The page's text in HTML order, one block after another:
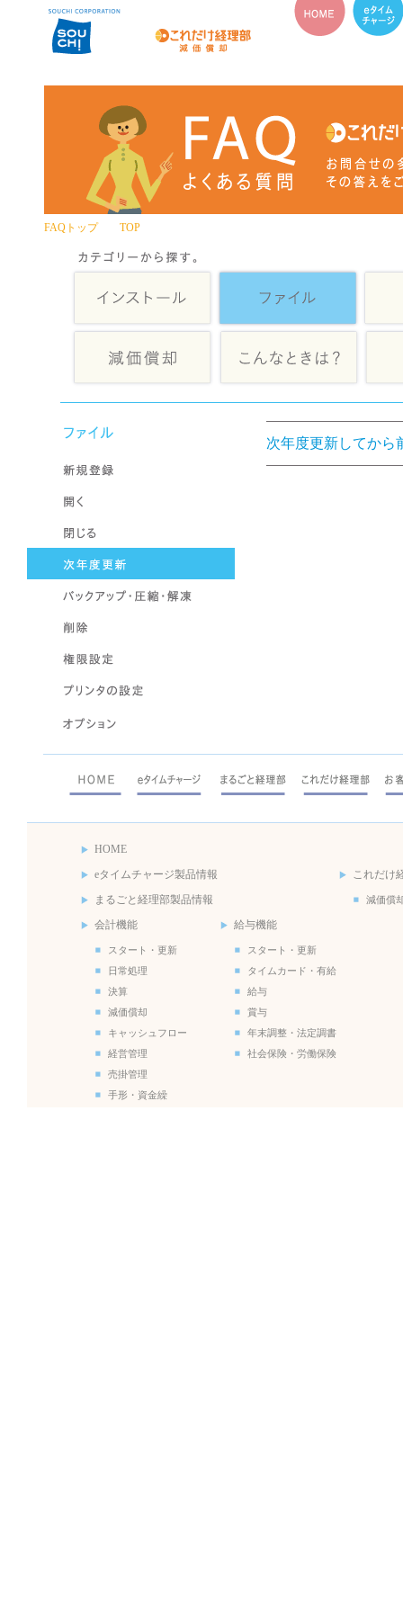
FAQトップ TOP
次年度更新してから
HOME
eタイムチャージ製品情報
まるごと経理部製品情報
会計機能
スタート・更新
日常処理
決算
減価償却
キャッシュフロー
経営管理
売掛管理
手形・資金繰
給与機能
スタート・更新
タイムカード・有給
給与
賞与
年末調整・法定調書
社会保険・労働保険
これだけ
減価償